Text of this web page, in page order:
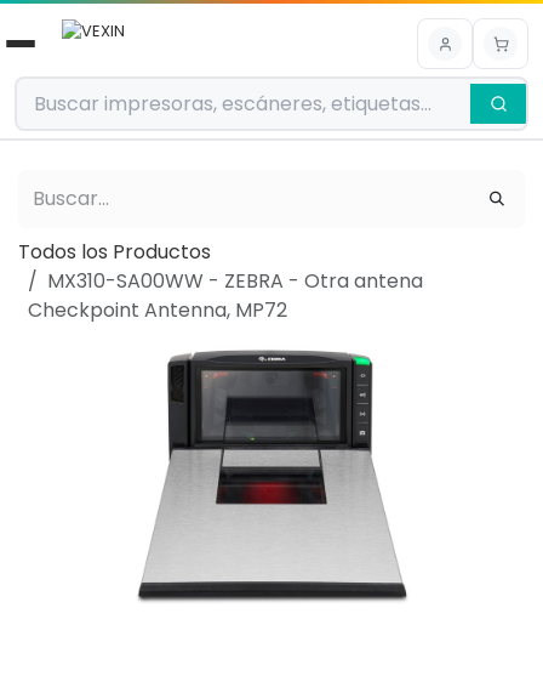
Ir al contenido
Todos los Productos
MX310-SA00WW - ZEBRA - Otra antena
Checkpoint Antenna, MP72